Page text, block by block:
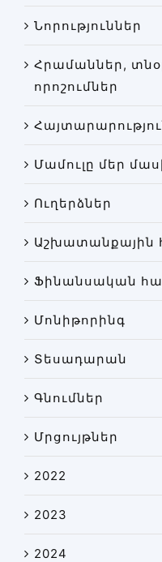
Նորություններ
Հրամաններ,
որոշումներ
Մամուլը մեր
Ուղերձներ
Աշխատանքային
Ֆինանսական
Մոնիթորինգ
Տեսադարան
Գնումներ
Մրցույթներ
2022
2023
2024